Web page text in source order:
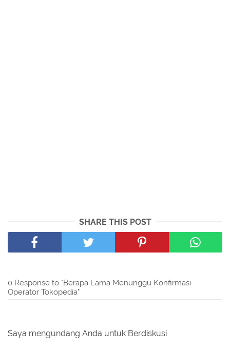
SHARE THIS POST
0 Response to "Berapa Lama Menunggu Konfirmasi
Operator Tokopedia"
Saya mengundang Anda untuk Berdiskusi